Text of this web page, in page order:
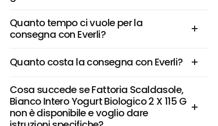
Quanto tempo ci vuole per la
consegna con Everli?
Quanto costa la consegna con Everli?
Cosa succede se Fattoria Scaldasole,
Bianco Intero Yogurt Biologico 2 X 115 G
non è disponibile e voglio dare